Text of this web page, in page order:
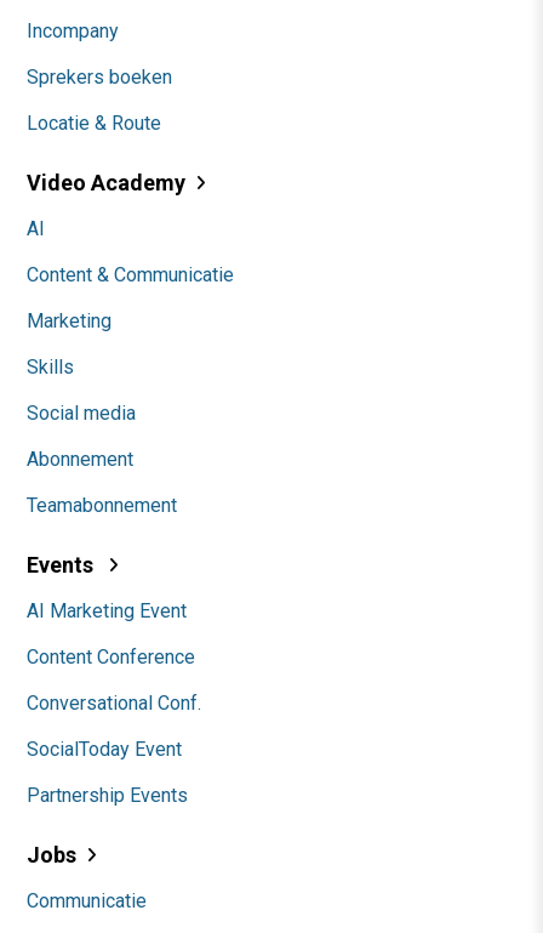
Incompany
Sprekers boeken
Locatie & Route
Video Academy
AI
Content & Communicatie
Marketing
Skills
Social media
Abonnement
Teamabonnement
Events
AI Marketing Event
Content Conference
Conversational Conf.
SocialToday Event
Partnership Events
Jobs
Communicatie